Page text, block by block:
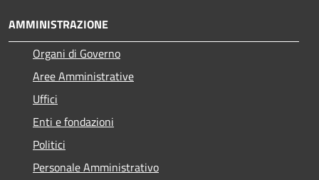
AMMINISTRAZIONE
Organi di Governo
Aree Amministrative
Uffici
Enti e fondazioni
Politici
Personale Amministrativo